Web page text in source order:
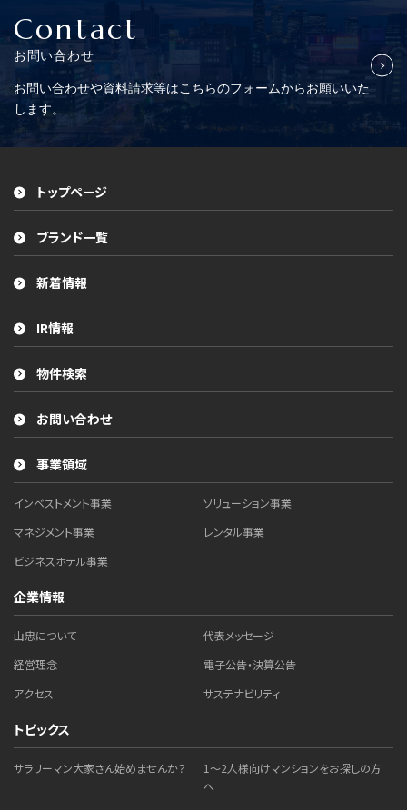
Contact
お問い合わせ
お問い合わせや資料請求等はこちらのフォームからお願いいた
します。
トップページ
ブランド一覧
新着情報
IR情報
物件検索
お問い合わせ
事業領域
インベストメント事業
ソリューション事業
マネジメント事業
レンタル事業
ビジネスホテル事業
企業情報
山忠について
代表メッセージ
経営理念
電子公告・決算公告
アクセス
サステナビリティ
トピックス
サラリーマン大家さん始めませんか？
1～2人様向けマンションをお探しの方
へ